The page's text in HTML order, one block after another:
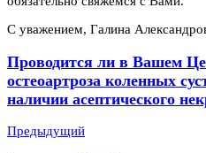
С уважением, Галина
Проводится ли в Вашем
остеоартроза коленных
наличии асептического
Предыдущий